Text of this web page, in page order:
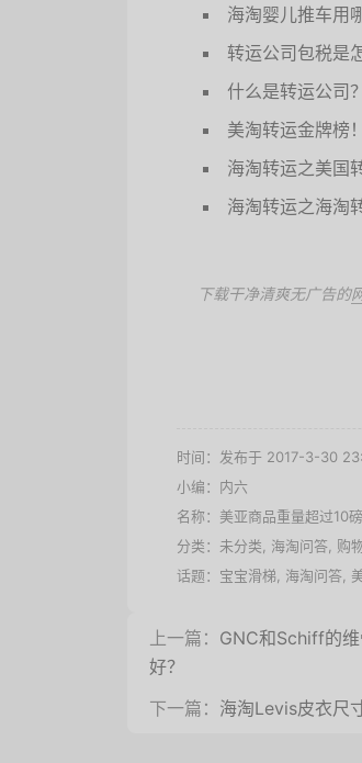
海淘婴儿推车用
转运公司包税是
什么是转运公司
美淘转运金牌榜
海淘转运之美国
海淘转运之海淘
下载干净清爽无广告的
时间：发布于 2017-3-30
小编：内六
名称： 美亚商品重量超过10
分类：未分类, 海淘问答 购
话题： 宝宝滑梯 海淘问答
上一篇： GNC和Schiff的
好？
下一篇： 海淘Levis皮衣尺